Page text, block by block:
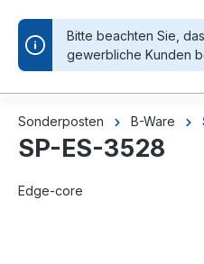
Bitte beachten Sie,
gewerbliche Kunden
Sonderposten B-Ware
SP-ES-3528
Edge-core